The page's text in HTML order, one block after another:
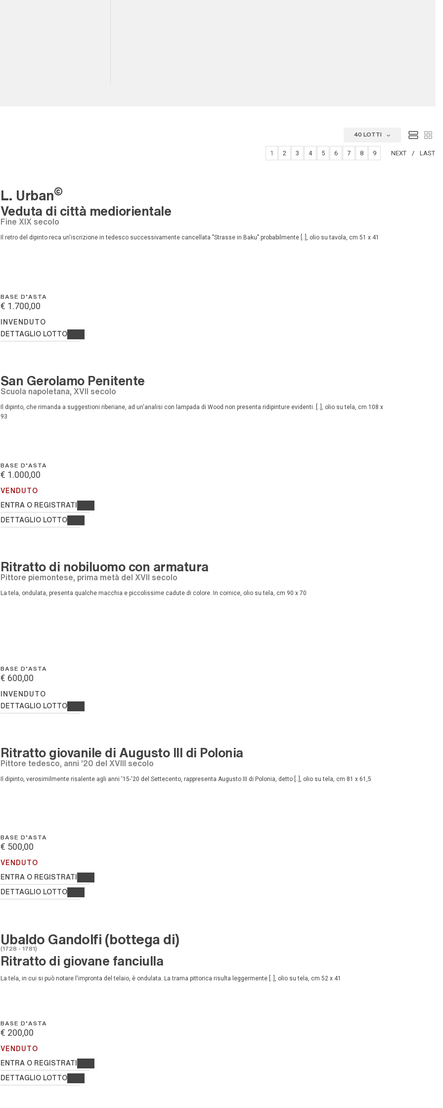
40 LOTTI
1 2 3 4 5 6 7 8 9 NEXT LAST
L. Urban©
Veduta di città mediorientale
fine XIX secolo
Il retro del dipinto reca un'iscrizione in tedesco successivamente cancellata "Strasse in Baku" probabilmente [..], olio su tavola, cm 51 x 41
BASE D'ASTA
€ 1.700,00
INVENDUTO
DETTAGLIO LOTTO
San Gerolamo Penitente
scuola napoletana, XVII secolo
93
BASE D'ASTA
€ 1.000,00
VENDUTO
ENTRA O REGISTRATI
DETTAGLIO LOTTO
Ritratto di nobiluomo con armatura
pittore piemontese, prima metà del XVII secolo
La tela, ondulata, presenta qualche macchia e piccolissime cadute di colore. In cornice, olio su tela, cm 90 x 70
BASE D'ASTA
€ 600,00
INVENDUTO
DETTAGLIO LOTTO
Ritratto giovanile di Augusto III di Polonia
pittore tedesco, anni '20 del XVIII secolo
Il dipinto, verosimilmente risalente agli anni '15-'20 del Settecento, rappresenta Augusto III di Polonia, detto [..], olio su tela, cm 81 x 61,5
BASE D'ASTA
€ 500,00
VENDUTO
ENTRA O REGISTRATI
DETTAGLIO LOTTO
Ubaldo Gandolfi (bottega di)
(1728 - 1781)
Ritratto di giovane fanciulla
La tela, in cui si può notare l'impronta del telaio, è ondulata. La trama pittorica risulta leggermente [..], olio su tela, cm 52 x 41
BASE D'ASTA
€ 200,00
VENDUTO
ENTRA O REGISTRATI
DETTAGLIO LOTTO